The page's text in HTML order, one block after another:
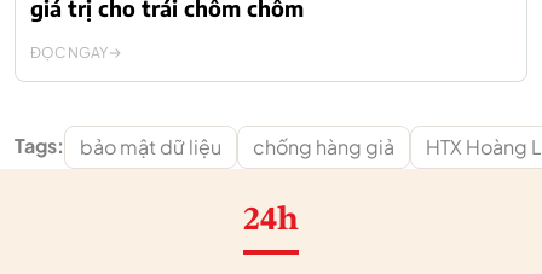
giá trị cho trái chôm chôm
ĐỌC NGAY
Tags: bảo mật dữ liệu chống hàng giả HTX Hoàng
24h